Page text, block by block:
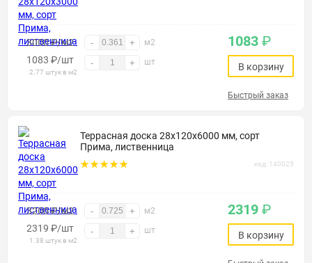
3000 ₽/м2 - + м2
1083 ₽/шт
2.77 штук в м2
- + шт
1083 ₽
В корзину
Быстрый заказ
Террасная доска 28х120х6000 мм, сорт
Прима, лиственница
код: 140025
3200 ₽/м2 - + м2
2319 ₽/шт
1.38 штук в м2
- + шт
2319 ₽
В корзину